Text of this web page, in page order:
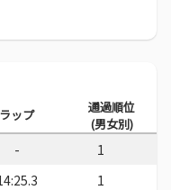
ラップ
通過順位
(男女別)
-
1
1